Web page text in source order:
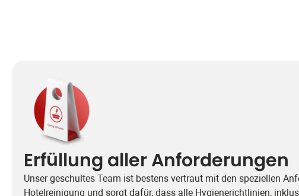
Erfüllung aller Anforderungen
Unser geschultes Team ist bestens vertraut mit den speziellen
Hotelreinigung und sorgt dafür, dass alle Hygienerichtlinien,